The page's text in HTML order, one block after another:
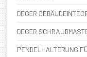
DEGER
DEGER
PENDELHALTERUNG